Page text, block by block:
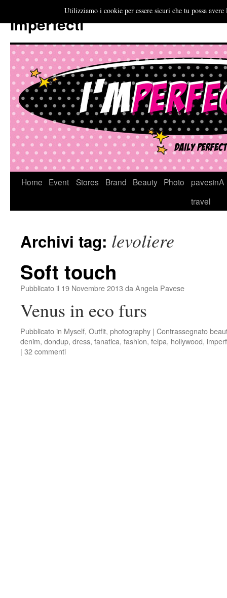
Imperfecti
VaiHome Event Stores Brand Beauty Photo
pavesinA
travel
Archivi tag: levoliere
Soft touch
Pubblicato il 19 Novembre 2013 da Angela Pavese
Venus in eco furs
Pubblicato in Myself, Outfit, photography | Contrassegnato
denim, dondup, dress, fanatica, fashion, felpa, hollywood,
| 32 commenti
Utilizziamo i cookie per essere sicuri che tu possa